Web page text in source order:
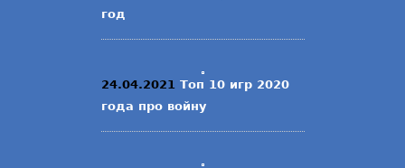
год
24.04.2021 Топ 10 игр 2020
года про войну